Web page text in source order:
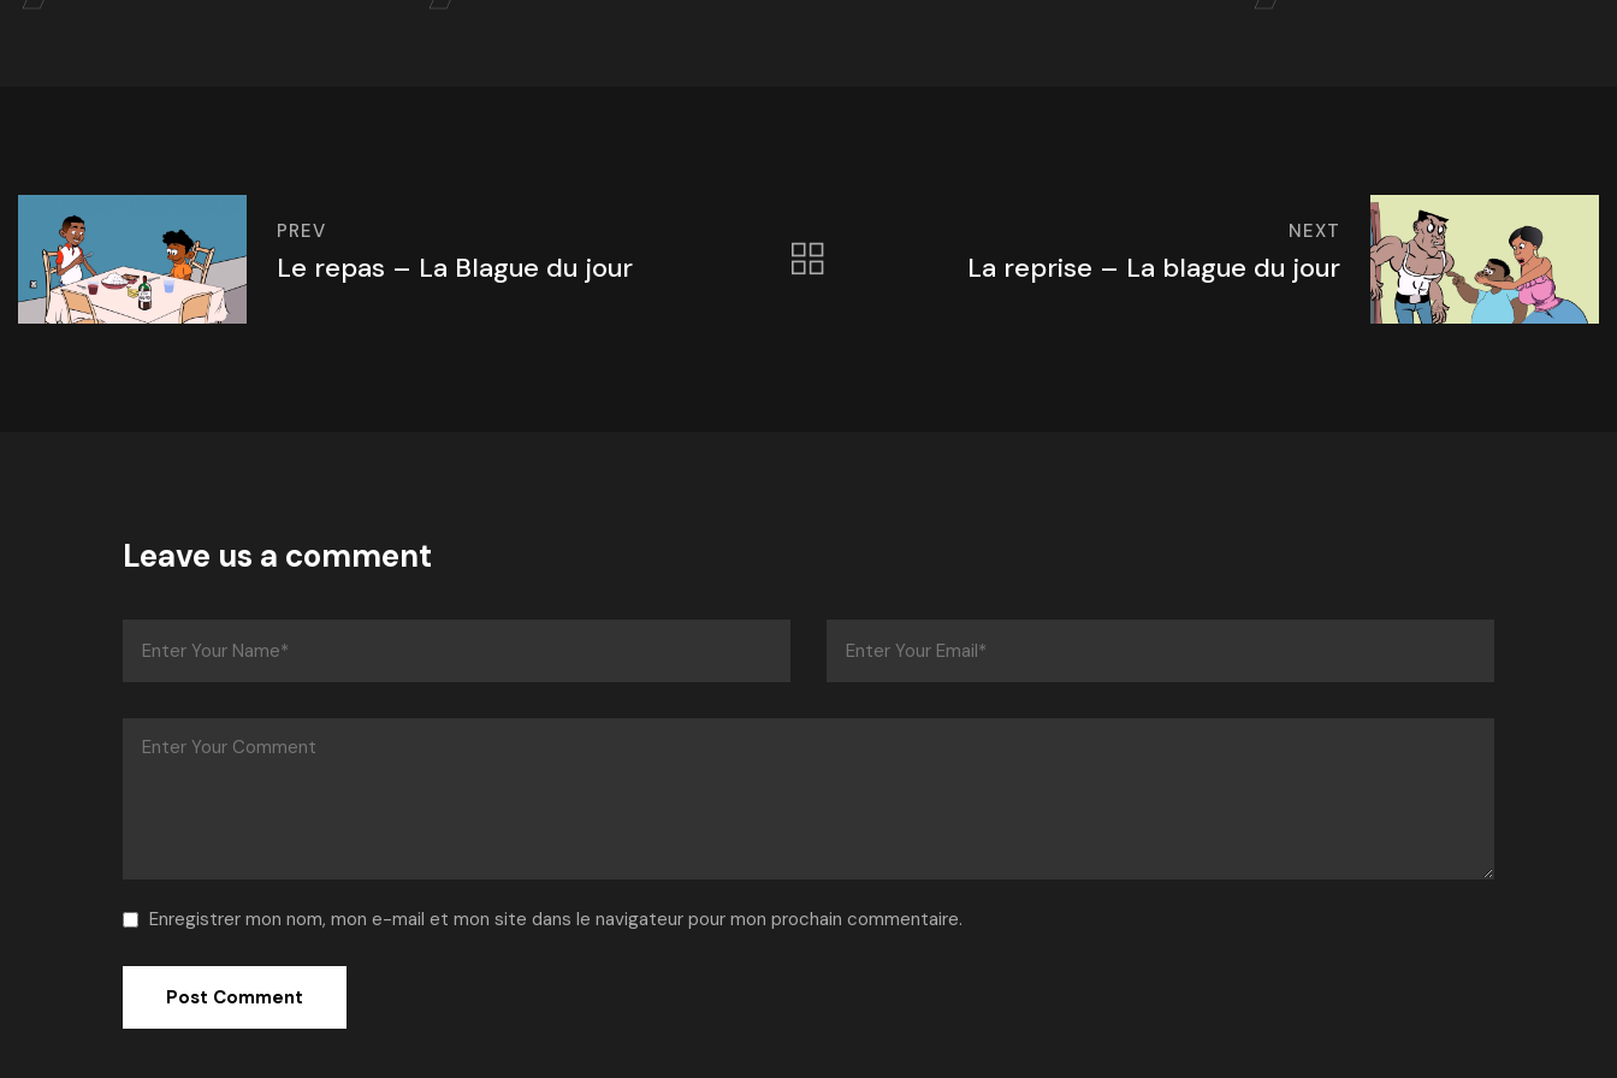
PREV
Le repas – La Blague du jour
NEXT
La reprise – La blague du jour
Leave us a comment
Enregistrer mon nom, mon e-mail et mon site dans le navigateur pour mon prochain commentaire.